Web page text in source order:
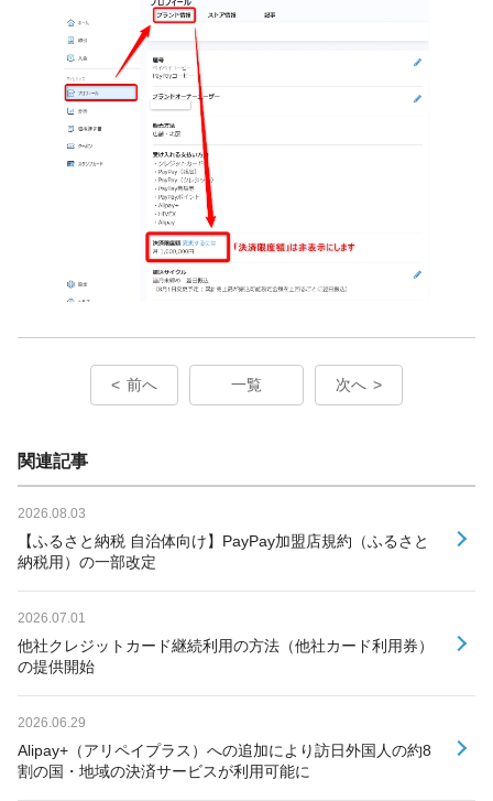
前へ 一覧 次へ
関連記事
2026.08.03
【ふるさと納税 自治体向け】PayPay加盟店規約（ふるさと
納税用）の一部改定
2026.07.01
他社クレジットカード継続利用の方法（他社カード利用券）
の提供開始
2026.06.29
Alipay+（アリペイプラス）への追加により訪日外国人の約8
割の国・地域の決済サービスが利用可能に